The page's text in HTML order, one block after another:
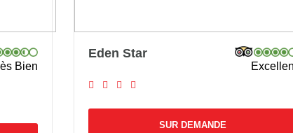
DEMANDE
Caribbean World
Thalasso Djerba